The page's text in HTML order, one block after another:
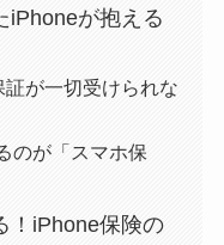
iPhoneが抱える
が一切受けられな
のが「スマホ保
！iPhone保険の